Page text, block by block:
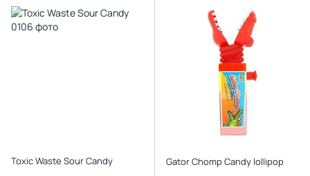
Toxic Waste Sour Candy Gator Chomp Candy lollipop